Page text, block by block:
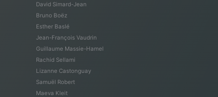
David Simard-Jean
Bruno Boëz
Esther Baslé
Jean-François Vaudrin
Guillaume Massie-Hamel
Rachid Sellami
Lizanne Castonguay
Samuël Robert
Maeva Kleit